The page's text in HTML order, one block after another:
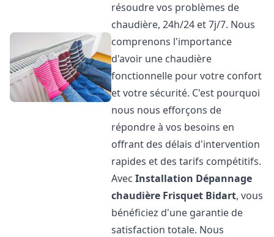
résoudre vos problèmes de
chaudière, 24h/24 et 7j/7. Nous
comprenons l'importance
d'avoir une chaudière
fonctionnelle pour votre confort
et votre sécurité. C'est pourquoi
nous nous efforçons de
répondre à vos besoins en
offrant des délais d'intervention
rapides et des tarifs compétitifs.
AvecInstallation Dépannage
chaudière Frisquet Bidart, vous
bénéficiez d'une garantie de
satisfaction totale. Nous